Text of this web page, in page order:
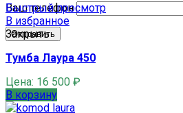
Ваш телефон
Быстрый просмотр
В избранное
Закрыть
Тумба Лаура 450
Цена: 16 500 ₽
В корзину